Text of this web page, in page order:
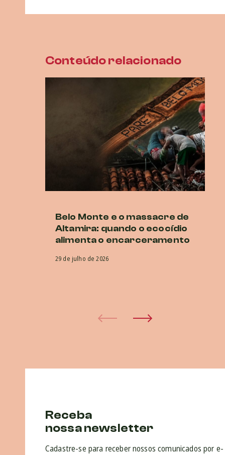
Conteúdo relacionado
Belo Monte e o massacre de
Altamira: quando o ecocídio
alimenta o encarceramento
29 de julho de 2026
Receba
nossa newsletter
Cadastre-se para receber nossos comunicados por e-